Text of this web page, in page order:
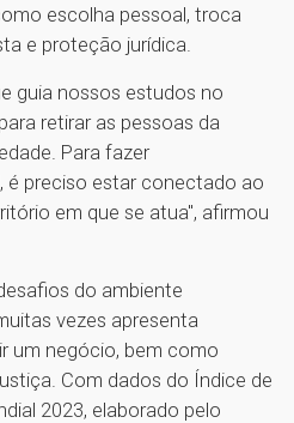
escolha pessoal, troca
e proteção jurídica.
guia nossos estudos no
retirar as pessoas da
Para fazer
é preciso estar conectado ao
em que se atua", afirmou
do ambiente
vezes apresenta
um negócio, bem como
Com dados do Índice de
2023, elaborado pelo